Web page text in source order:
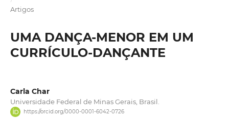
Artigos
UMA DANÇA-MENOR EM UM
CURRÍCULO-DANÇANTE
Carla Char
Universidade Federal de Minas Gerais, Brasil.
https://orcid.org/0000-0001-6042-0726